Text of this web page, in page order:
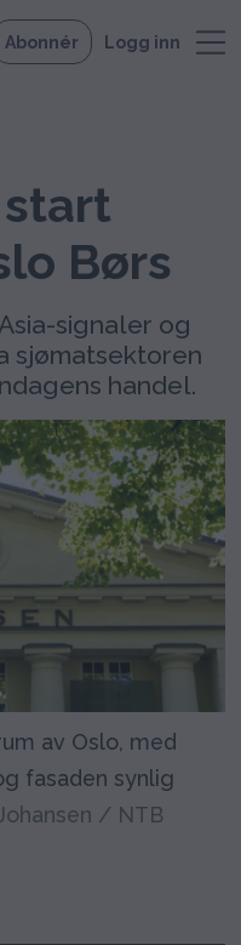
Abonnér Logg inn
Børs
signaler og
sjømatsektoren
handel.
av Oslo, med
fasaden synlig
/ NTB